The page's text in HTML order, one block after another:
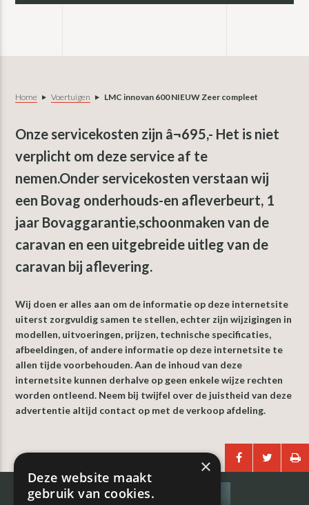
Home Voertuigen LMC innovan 600 NIEUW Zeer compleet
Onze servicekosten zijn â¬695,- Het is niet
verplicht om deze service af te
nemen.Onder servicekosten verstaan wij
een Bovag onderhouds-en afleverbeurt, 1
jaar Bovaggarantie,schoonmaken van de
caravan en een uitgebreide uitleg van de
caravan bij aflevering.
Wij doen er alles aan om de informatie op deze internetsite
uiterst zorgvuldig samen te stellen, echter zijn wijzigingen in
modellen, uitvoeringen, prijzen, technische specificaties,
afbeeldingen, of andere informatie op deze internetsite te
allen tijde voorbehouden. Aan de inhoud van deze
internetsite kunnen derhalve op geen enkele wijze rechten
worden ontleend. Neem bij twijfel over de juistheid van deze
advertentie altijd contact op met de verkoop afdeling.
Primaire
HULP NODIG?
×
Deze website maakt
gebruik van cookies.